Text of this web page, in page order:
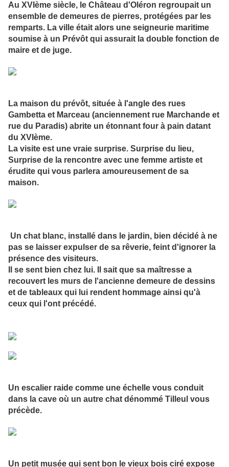
Au XVIème siècle, le Château d'Oléron regroupait un
ensemble de demeures de pierres, protégées par les
remparts. La ville était alors une seigneurie maritime
soumise à un Prévôt qui assurait la double fonction de
maire et de juge.
La maison du prévôt, située à l'angle des rues
Gambetta et Marceau (anciennement rue Marchande et
rue du Paradis) abrite un étonnant four à pain datant
du XVIème.
La visite est une vraie surprise. Surprise du lieu,
Surprise de la rencontre avec une femme artiste et
érudite qui vous parlera amoureusement de sa
maison.
Un chat blanc, installé dans le jardin, bien décidé à ne
pas se laisser expulser de sa rêverie, feint d'ignorer la
présence des visiteurs.
Il se sent bien chez lui. Il sait que sa maîtresse a
recouvert les murs de l'ancienne demeure de dessins
et de tableaux qui lui rendent hommage ainsi qu'à
ceux qui l'ont précédé.
Un escalier raide comme une échelle vous conduit
dans la cave où un autre chat dénommé Tilleul vous
précède.
Un petit musée qui sent bon le vieux bois ciré expose